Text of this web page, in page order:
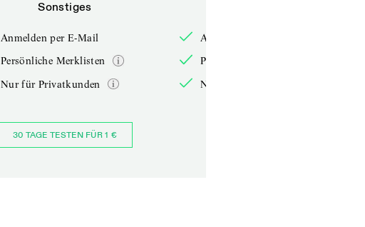
Sonstiges
Anmelden per E-Mail
Persönliche Merklisten
Nur für Privatkunden
30 TAGE TESTEN FÜR 1 €
Anmelden per E-Mail
Persönliche Merklisten
Nur für Privatkunden